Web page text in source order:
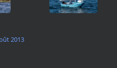
2013